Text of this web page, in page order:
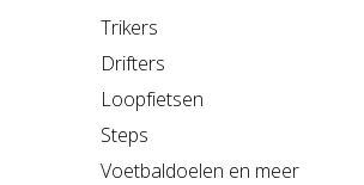
Trikers
Drifters
Loopfietsen
Steps
Voetbaldoelen en meer